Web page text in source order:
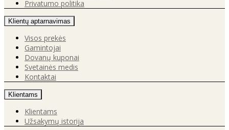
Privatumo politika
Klientų aptarnavimas
Visos prekės
Gamintojai
Dovanų kuponai
Svetainės medis
Kontaktai
Klientams
Klientams
Užsakymų istorija